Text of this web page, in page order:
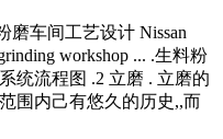
磨车间工艺设计 Nissan
workshop ... .生料粉
统流程图 .2 立磨 . 立磨的
围内己有悠久的历史,,而